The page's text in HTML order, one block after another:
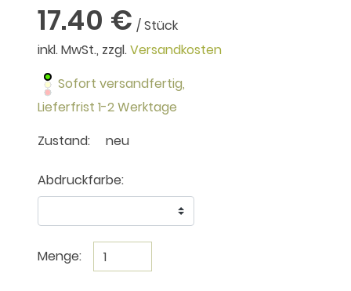
17.40 € / Stück
inkl. MwSt., zzgl.Versandkosten
Sofort versandfertig,
Lieferfrist 1-2 Werktage
Zustand:
neu
Abdruckfarbe:
Menge: